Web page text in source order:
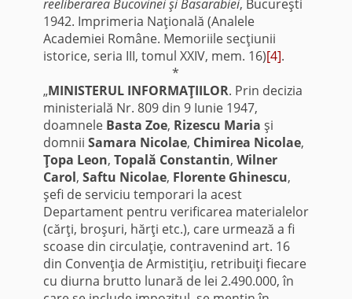
reeliberarea Bucovinei şi Basarabiei, Bucureşti
1942. Imprimeria Naţională (Analele
Academiei Române. Memoriile secţiunii
istorice, seria III, tomul XXIV, mem. 16)[4].
*
„MINISTERUL INFORMAŢIILOR. Prin decizia
ministerială Nr. 809 din 9 Iunie 1947,
doamnele Basta Zoe, Rizescu Maria şi
domnii Samara Nicolae, Chimirea Nicolae,
Ţopa Leon, Topală Constantin, Wilner
Carol, Saftu Nicolae, Florente Ghinescu,
şefi de serviciu temporari la acest
Departament pentru verificarea materialelor
(cărţi, broşuri, hărţi etc.), care urmează a fi
scoase din circulaţie, contravenind art. 16
din Convenţia de Armistiţiu, retribuiţi fiecare
cu diurna brutto lunară de lei 2.490.000, în